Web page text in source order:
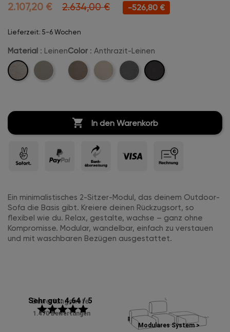
2.107,20 € 2.634,00 € -526,80 €
Lieferzeit: 5-6 Wochen
Material : Leinen
Leinen
Marine-
Color : Anthrazit-Leinen
Beige-
Creme-Kreige-
Anthrazit-
Leinen
 In den Warenkorb
Ein minimalistisches 2-Sitzer-Modul, das deinem Outdoor-
Sofa die Basis gibt. Kreiere deinen Rückzugsort, so
flexibel wie du. Relax, gestalte, wachse – ganz ohne
Kompromisse. Modular, wandelbar, einfach zu verstauen
und mit waschbaren Bezügen ausgestattet.
Bewertungsnote:
Sehr gut: 4,64 / 5
starstarstarstarstar
1.470 Bewertungen
Modulares System >